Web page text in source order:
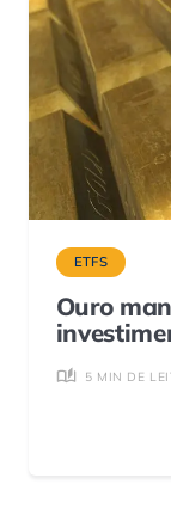
ETFS
Ouro
5 MIN DE